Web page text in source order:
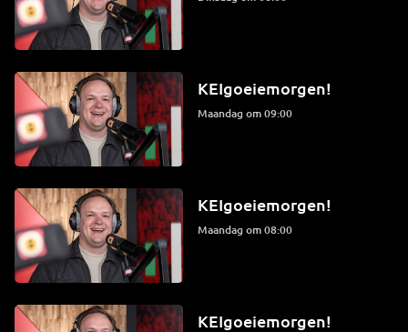
KEIgoeiemorgen!
maandag om 09:00
KEIgoeiemorgen!
maandag om 08:00
KEIgoeiemorgen!